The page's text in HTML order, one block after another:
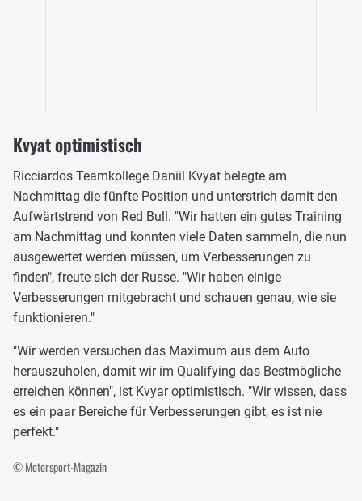
Kvyat optimistisch
Ricciardos Teamkollege Daniil Kvyat belegte am
Nachmittag die fünfte Position und unterstrich damit den
Aufwärtstrend von Red Bull. "Wir hatten ein gutes Training
am Nachmittag und konnten viele Daten sammeln, die nun
ausgewertet werden müssen, um Verbesserungen zu
finden", freute sich der Russe. "Wir haben einige
Verbesserungen mitgebracht und schauen genau, wie sie
funktionieren."
"Wir werden versuchen das Maximum aus dem Auto
herauszuholen, damit wir im Qualifying das Bestmögliche
erreichen können", ist Kvyar optimistisch. "Wir wissen, dass
es ein paar Bereiche für Verbesserungen gibt, es ist nie
perfekt."
© Motorsport-Magazin